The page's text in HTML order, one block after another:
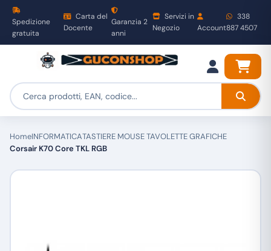
Spedizione
gratuita
Carta del
Docente
Garanzia 2
anni
Servizi in
Negozio
Account
338
887 4507
HomeINFORMATICATASTIERE MOUSE TAVOLETTE GRAFICHE
Corsair K70 Core TKL RGB